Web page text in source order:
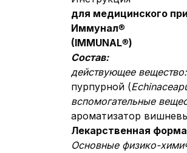
для медицинского
Иммунал®
(IMMUNAL®)
Состав:
действующее вещество:
пурпурной (Echinacea
вспомогательные
ароматизатор
Лекарственная
Основные физико-